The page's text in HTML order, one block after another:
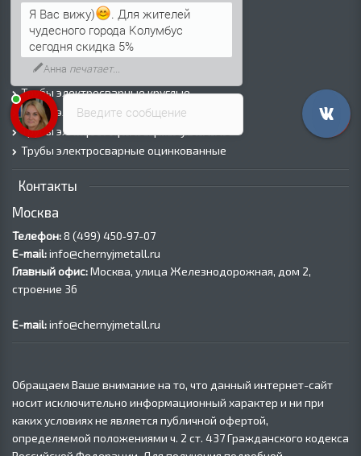
Трубы горячедеформированные
Труба холоднодеформированная
Трубы ВГП (Водогазопроводные)
Трубы ВГП оцинкованные
Трубы электросварные круглые
Трубы электросварные квадратные
Трубы электросварные прямоугольные
Трубы электросварные оцинкованные
Контакты
Москва
Телефон:8 (499) 450‑97-07
E-mail:info@chernyjmetall.ru
Главный офис:Москва, улица Железнодорожная, дом 2,
строение 36
E-mail:info@chernyjmetall.ru
Обращаем Ваше внимание на то, что данный интернет-сайт
носит исключительно информационный характер и ни при
каких условиях не является публичной офертой,
определяемой положениями ч. 2 ст. 437 Гражданского кодекса
Введите сообщение
Я Вас вижу)
. Для жителей
чудесного города Колумбус
сегодня скидка 5%
Анна печатает...